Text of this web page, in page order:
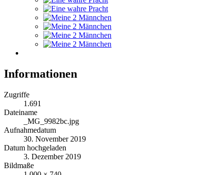
Informationen
Zugriffe
1.691
Dateiname
_MG_9982bc.jpg
Aufnahmedatum
30. November 2019
Datum hochgeladen
3. Dezember 2019
Bildmaße